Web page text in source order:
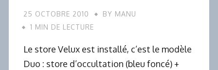
25 OCTOBRE 2010 BY MANU
1 MIN DE LECTURE
Le store Velux est installé, c’est le modèle
Duo : store d’occultation (bleu foncé) +